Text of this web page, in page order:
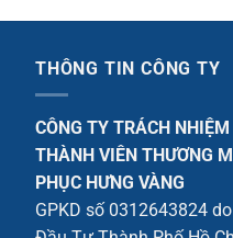
THÔNG TIN CÔNG TY
CÔNG TY TRÁCH
THÀNH VIÊN THƯƠNG
PHỤC HƯNG VÀNG
GPKD số 0312643824